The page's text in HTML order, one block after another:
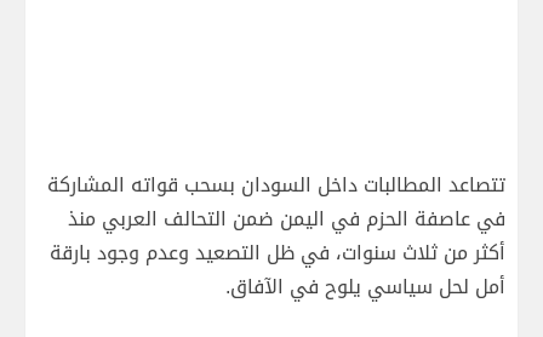
تتصاعد المطالبات داخل السودان بسحب قواته المشاركة
في عاصفة الحزم في اليمن ضمن التحالف العربي منذ
أكثر من ثلاث سنوات، في ظل التصعيد وعدم وجود بارقة
أمل لحل سياسي يلوح في الآفاق.